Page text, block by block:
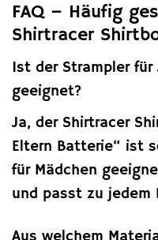
FAQ – Häufig
Shirtracer
Ist der Strampler für
geeignet?
Ja, der Shirtracer
Eltern Batterie“ ist
für Mädchen
und passt zu jedem